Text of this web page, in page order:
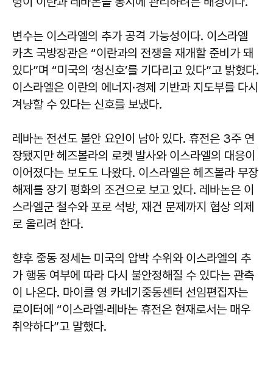
변수는 이스라엘의 추가 공격 가능성이다. 이스라엘
카츠 국방장관은 “이란과의 전쟁을 재개할 준비가 돼
있다”며 “미국의 ‘청신호’를 기다리고 있다”고 밝혔다.
이스라엘은 이란의 에너지·경제 기반과 지도부를 다시
겨냥할 수 있다는 신호를 보냈다.
레바논 전선도 불안 요인이 남아 있다. 휴전은 3주 연
장됐지만 헤즈볼라의 로켓 발사와 이스라엘의 대응이
이어졌다는 보도도 나왔다. 이스라엘은 헤즈볼라 무장
해제를 장기 평화의 조건으로 보고 있다. 레바논은 이
스라엘군 철수와 포로 석방, 재건 문제까지 협상 의제
로 올리려 한다.
향후 중동 정세는 미국의 압박 수위와 이스라엘의 추
가 행동 여부에 따라 다시 불안정해질 수 있다는 관측
이 나온다. 마이클 영 카네기중동센터 선임편집자는
로이터에 “이스라엘·레바논 휴전은 현재로서는 매우
취약하다”고 말했다.